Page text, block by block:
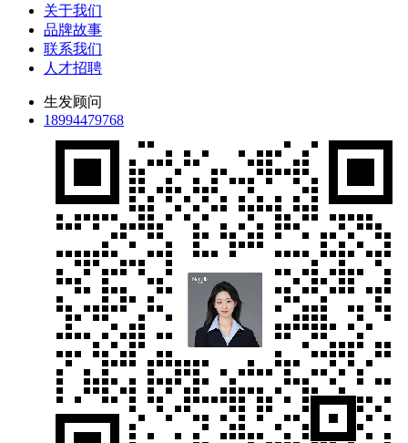
关于我们
品牌故事
联系我们
人才招聘
生发顾问
18994479768